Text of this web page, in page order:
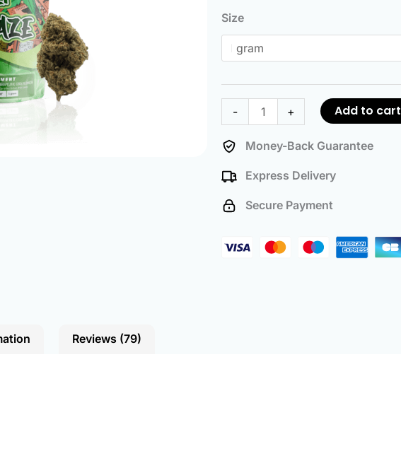
Size
-
Haze
+ Add to cart
Money-Back Guarantee
Express Delivery
Secure Payment
Reviews (79)